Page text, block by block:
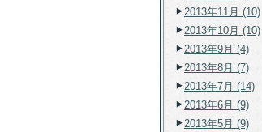
2013年11月 (10)
2013年10月 (10)
2013年9月 (4)
2013年8月 (7)
2013年7月 (14)
2013年6月 (9)
2013年5月 (9)